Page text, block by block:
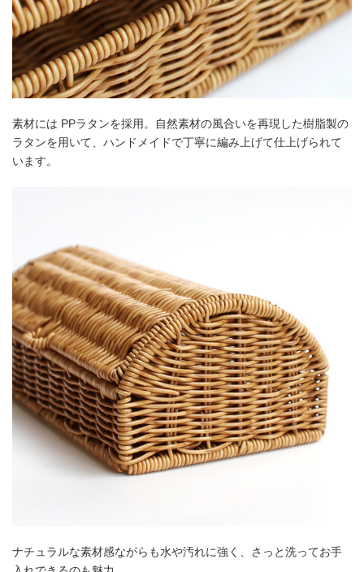
素材には PPラタンを採用。自然素材の風合いを再現した樹脂製の
ラタンを用いて、ハンドメイドで丁寧に編み上げて仕上げられて
います。
ナチュラルな素材感ながらも水や汚れに強く、さっと洗ってお手